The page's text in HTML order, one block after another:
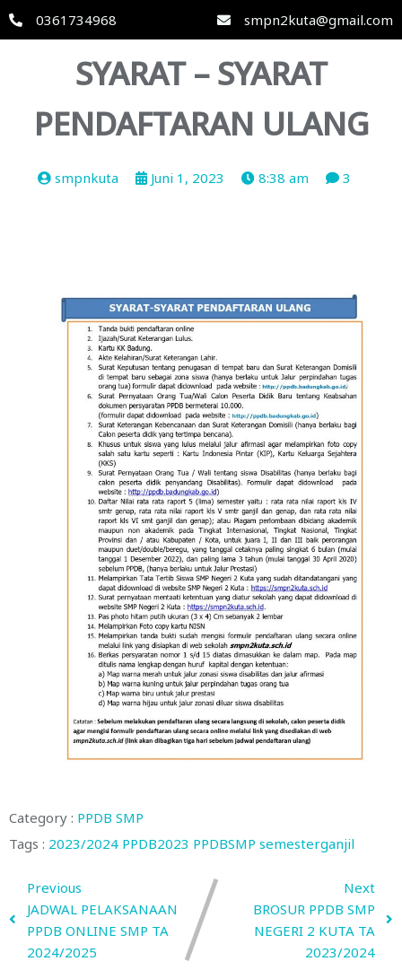
0361734968 smpn2kuta@gmail.com
SYARAT – SYARAT
PENDAFTARAN ULANG
smpnkuta Juni 1, 2023 8:38 am 3
Category : PPDB SMP
Tags : 2023/2024 PPDB2023 PPDBSMP semesterganjil
Previous
JADWAL PELAKSANAAN
PPDB ONLINE SMP TA
2024/2025
Next
BROSUR PPDB SMP
NEGERI 2 KUTA TA
2023/2024